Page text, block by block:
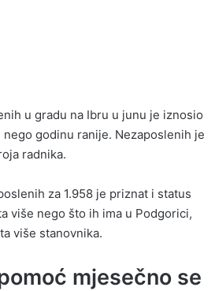
u gradu na Ibru u junu je iznosio
godinu ranije. Nezaposlenih je
radnika.
za 1.958 je priznat i status
više nego što ih ima u Podgorici,
više stanovnika.
mjesečno se